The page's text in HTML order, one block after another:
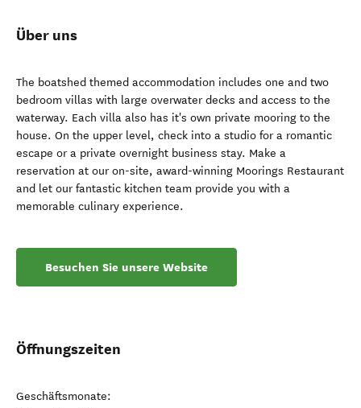
Über uns
The boatshed themed accommodation includes one and two
bedroom villas with large overwater decks and access to the
waterway. Each villa also has it's own private mooring to the
house. On the upper level, check into a studio for a romantic
escape or a private overnight business stay. Make a
reservation at our on-site, award-winning Moorings Restaurant
and let our fantastic kitchen team provide you with a
memorable culinary experience.
Besuchen Sie unsere Website
Öffnungszeiten
Geschäftsmonate: